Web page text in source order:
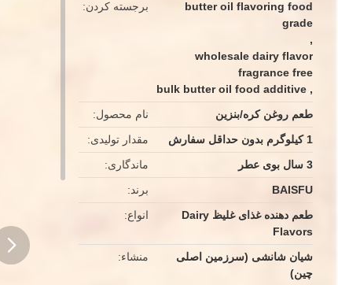
طعم دار طعم دار طعم دار طعم دار
طعم دار طعم دار طعم دار طعم دار
طعم دار طعم دار طعم دار
برجسته کردن
butter oil flavoring food
grade
,
wholesale dairy flavor
fragrance free
,
bulk butter oil food additive
نام محصول
طعم روغن کره/بنزین
مقدار تولیدی
1 کیلوگرم بدون حداقل سفارش
ماندگاری
3 سال بوی عطر
برند
BAISFU
انواع
طعم دهنده غذای غلیظ Dairy
Flavors
منشاء
شیان شانشی (سرزمین اصلی
چین)